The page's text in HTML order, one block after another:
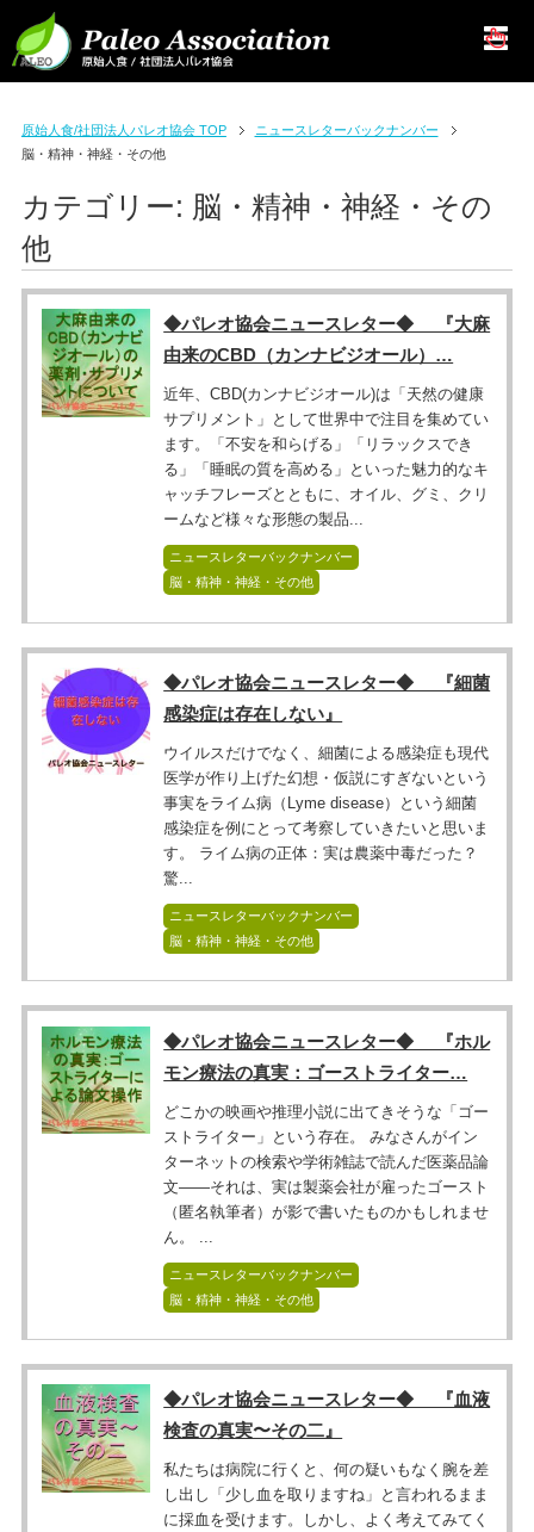
原始人食/社団法人パレオ協会 TOP
ニュースレターバックナンバー
脳・精神・神経・その他
カテゴリー: 脳・精神・神経・その
他
◆パレオ協会ニュースレター◆ 『大麻
由来のCBD（カンナビジオール）…
近年、CBD(カンナビジオール)は「天然の健康
サプリメント」として世界中で注目を集めてい
ます。「不安を和らげる」「リラックスでき
る」「睡眠の質を高める」といった魅力的なキ
ャッチフレーズとともに、オイル、グミ、クリ
ームなど様々な形態の製品...
ニュースレターバックナンバー
脳・精神・神経・その他
◆パレオ協会ニュースレター◆ 『細菌
感染症は存在しない』
ウイルスだけでなく、細菌による感染症も現代
医学が作り上げた幻想・仮説にすぎないという
事実をライム病（Lyme disease）という細菌
感染症を例にとって考察していきたいと思いま
す。 ライム病の正体：実は農薬中毒だった？
驚...
ニュースレターバックナンバー
脳・精神・神経・その他
◆パレオ協会ニュースレター◆ 『ホル
モン療法の真実：ゴーストライター…
どこかの映画や推理小説に出てきそうな「ゴー
ストライター」という存在。 みなさんがイン
ターネットの検索や学術雑誌で読んだ医薬品論
文――それは、実は製薬会社が雇ったゴースト
（匿名執筆者）が影で書いたものかもしれませ
ん。 ...
ニュースレターバックナンバー
脳・精神・神経・その他
◆パレオ協会ニュースレター◆ 『血液
検査の真実〜その二』
私たちは病院に行くと、何の疑いもなく腕を差
し出し「少し血を取りますね」と言われるまま
に採血を受けます。しかし、よく考えてみてく